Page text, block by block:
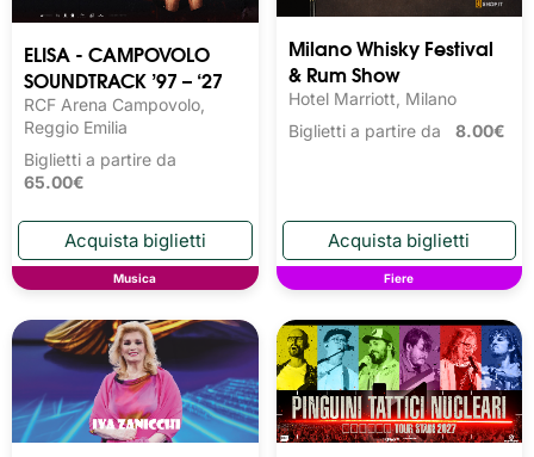
ELISA - CAMPOVOLO
SOUNDTRACK ’97 – ‘27
RCF Arena Campovolo,
Reggio Emilia
Biglietti a partire da
65.00€
Musica
Milano Whisky Festival
& Rum Show
Hotel Marriott, Milano
Biglietti a partire da 8.00€
Fiere